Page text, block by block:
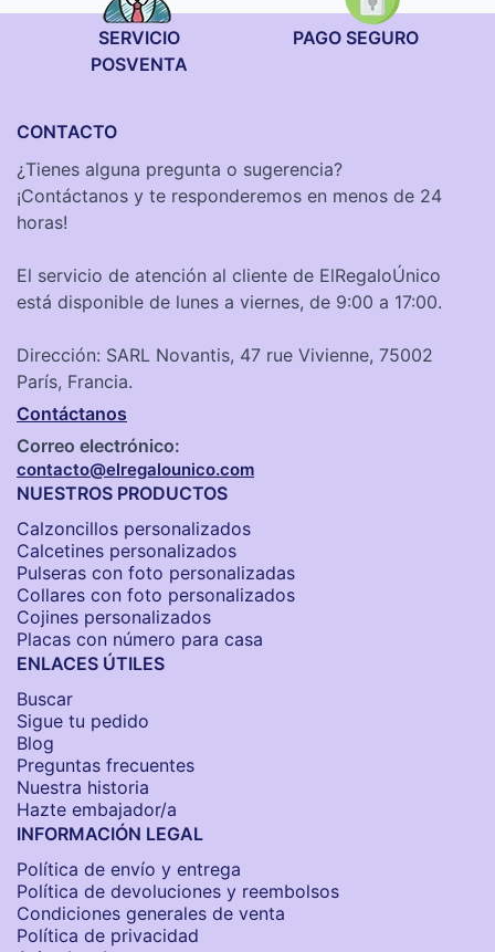
SERVICIO
POSVENTA
PAGO SEGURO
CONTACTO
¿Tienes alguna pregunta o sugerencia?
¡Contáctanos y te responderemos en menos de 24
horas!
El servicio de atención al cliente de ElRegaloÚnico
está disponible de lunes a viernes, de 9:00 a 17:00.
Dirección: SARL Novantis, 47 rue Vivienne, 75002
París, Francia.
Contáctanos
Correo electrónico:
contacto@elregalounico.com
NUESTROS PRODUCTOS
Calzoncillos personalizados​
Calcetines personalizados
Pulseras con foto personalizadas
Collares con foto personalizados
Cojines personalizados
Placas con número para casa
ENLACES ÚTILES
Buscar
Sigue tu pedido
Blog
Preguntas frecuentes
Nuestra historia
Hazte embajador/a
INFORMACIÓN LEGAL
Política de envío y entrega
Política de devoluciones y reembolsos
Condiciones generales de venta
Política de privacidad